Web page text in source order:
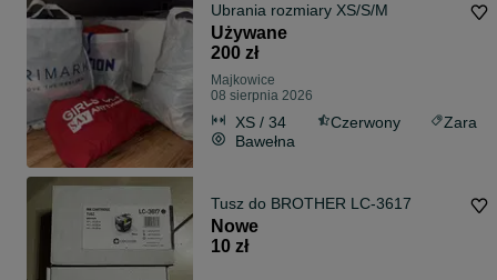
Ubrania rozmiary XS/S/M
Używane
200 zł
Majkowice
08 sierpnia 2026
XS / 34 Czerwony
Zara
Bawełna
Tusz do BROTHER LC-3617
Nowe
10 zł